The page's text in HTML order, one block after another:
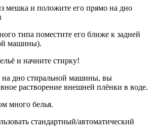
мешка и положите его прямо на дно
типа поместите его ближе к задней
машины).
и начните стирку!
на дно стиральной машины, вы
растворение внешней плёнки в воде.
много белья.
стандартный/автоматический